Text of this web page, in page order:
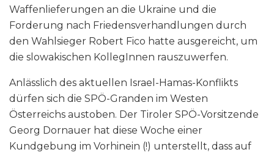
Waffenlieferungen an die Ukraine und die
Forderung nach Friedensverhandlungen durch
den Wahlsieger Robert Fico hatte ausgereicht, um
die slowakischen KollegInnen rauszuwerfen.
Anlässlich des aktuellen Israel-Hamas-Konflikts
dürfen sich die SPÖ-Granden im Westen
Österreichs austoben. Der Tiroler SPÖ-Vorsitzende
Georg Dornauer hat diese Woche einer
Kundgebung im Vorhinein (!) unterstellt, dass auf